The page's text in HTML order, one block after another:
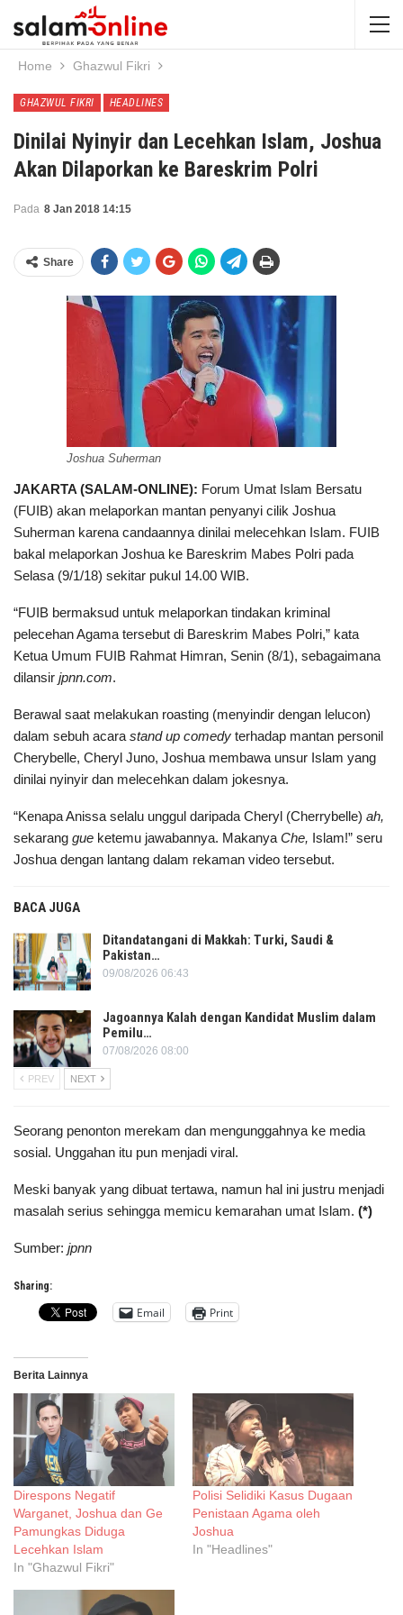
Home Ghazwul Fikri
GHAZWUL FIKRI HEADLINES
Dinilai Nyinyir dan Lecehkan Islam, Joshua
Akan Dilaporkan ke Bareskrim Polri
Pada 8 Jan 2018 14:15
Share
Joshua Suherman
JAKARTA (SALAM-ONLINE): Forum Umat Islam Bersatu
(FUIB) akan melaporkan mantan penyanyi cilik Joshua
Suherman karena candaannya dinilai melecehkan Islam. FUIB
bakal melaporkan Joshua ke Bareskrim Mabes Polri pada
Selasa (9/1/18) sekitar pukul 14.00 WIB.
“FUIB bermaksud untuk melaporkan tindakan kriminal
pelecehan Agama tersebut di Bareskrim Mabes Polri,” kata
Ketua Umum FUIB Rahmat Himran, Senin (8/1), sebagaimana
dilansir jpnn.com.
Berawal saat melakukan roasting (menyindir dengan lelucon)
dalam sebuh acara stand up comedy terhadap mantan personil
Cherybelle, Cheryl Juno, Joshua membawa unsur Islam yang
dinilai nyinyir dan melecehkan dalam jokesnya.
“Kenapa Anissa selalu unggul daripada Cheryl (Cherrybelle) ah,
sekarang gue ketemu jawabannya. Makanya Che, Islam!” seru
Joshua dengan lantang dalam rekaman video tersebut.
BACA JUGA
Ditandatangani di Makkah: Turki, Saudi &
Pakistan…
09/08/2026 06:43
Jagoannya Kalah dengan Kandidat Muslim dalam
Pemilu…
07/08/2026 08:00
PREV NEXT
Seorang penonton merekam dan mengunggahnya ke media
sosial. Unggahan itu pun menjadi viral.
Meski banyak yang dibuat tertawa, namun hal ini justru menjadi
masalah serius sehingga memicu kemarahan umat Islam. (*)
Sumber: jpnn
Sharing:
Email Print
Berita Lainnya
Direspons Negatif
Warganet, Joshua dan Ge
Pamungkas Diduga
Lecehkan Islam
In "Ghazwul Fikri"
Polisi Selidiki Kasus Dugaan
Penistaan Agama oleh
Joshua
In "Headlines"